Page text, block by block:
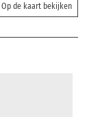
Op de kaart bekijken